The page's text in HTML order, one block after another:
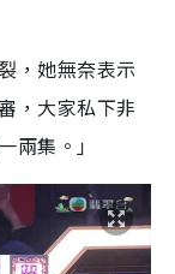
，她無奈表示
，大家私下非
兩集。」